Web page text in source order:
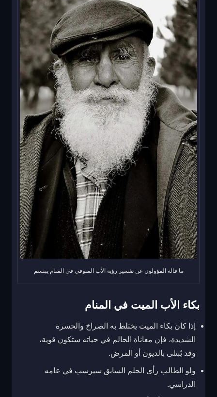
ما قاله المؤولون عن تفسير رؤية الأب المتوفي في المنام يبتسم
بكاء الأب الميت في المنام
إذا كان بكاء الميت يختلط به الصراخ والحسرة
الشديدة، فإن معاناة الحالم في حياته ستكون قوية،
وقد يُبتلى بالديون أو المرض.
ولو الطالب رأى الحلم السابق سيرسب في عامه
الدراسي.